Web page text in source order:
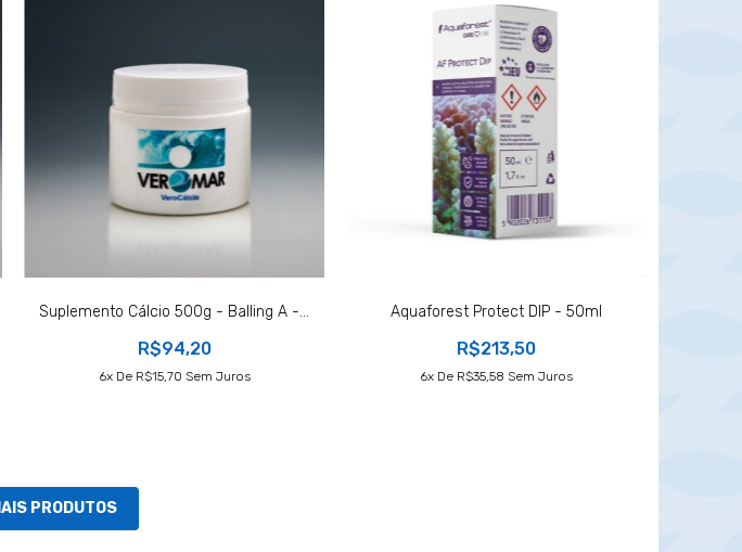
Suplemento Cálcio 500g - Balling A -...
R$94,20
6X De R$15,70 Sem Juros
Aquaforest Protect DIP - 50ml
R$213,50
6X De R$35,58 Sem Juros
PRODUTOS